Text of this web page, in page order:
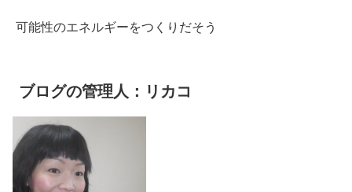
可能性のエネルギーをつくりだそう
ブログの管理人：リカコ